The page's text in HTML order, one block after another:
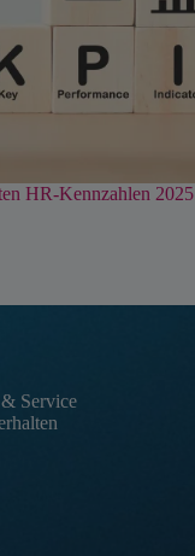
HR-Kennzahlen 2025
Service